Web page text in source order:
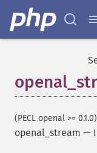
(PECL openal >= 0.1.0)
openal_stream —